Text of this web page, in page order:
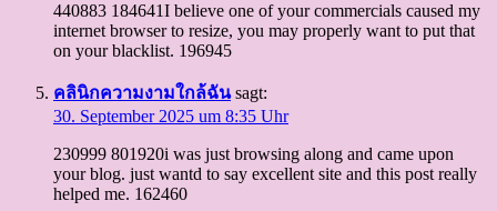
440883 184641I believe one of your commercials caused my
internet browser to resize, you may properly want to put that
on your blacklist. 196945
คลินิกความงามใกล้ฉัน sagt:
30. September 2025 um 8:35 Uhr
230999 801920i was just browsing along and came upon
your blog. just wantd to say excellent site and this post really
helped me. 162460